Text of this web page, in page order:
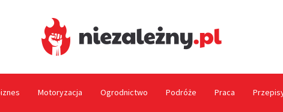
Motoryzacja Ogrodnictwo Podróże Praca